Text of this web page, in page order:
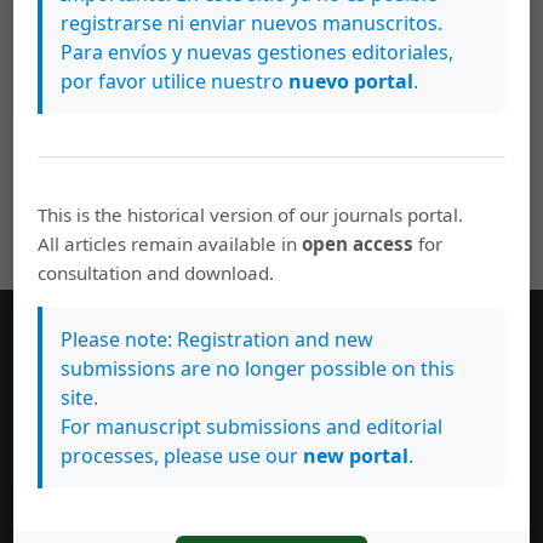
la revista. Esto también permitirá a la revista conseguir
un cierto nivel de soporte y número de lectores/as.
Consulte laPolítica de Privacidadde la revista, que
asegura a los/as lectores/as que su nombre y dirección
de correo-e no serán usados para otros propósitos.
Idioma
English
Português (Brasil)
Español (España)
registrarse ni enviar nuevos manuscritos.
Para envíos y nuevas gestiones editoriales,
por favor utilice nuestro nuevo portal.
This is the historical version of our journals portal.
All articles remain available inopen access for
consultation and download.
Please note: Registration and new
submissions are no longer possible on this
site.
For manuscript submissions and editorial
processes, please use our new portal.